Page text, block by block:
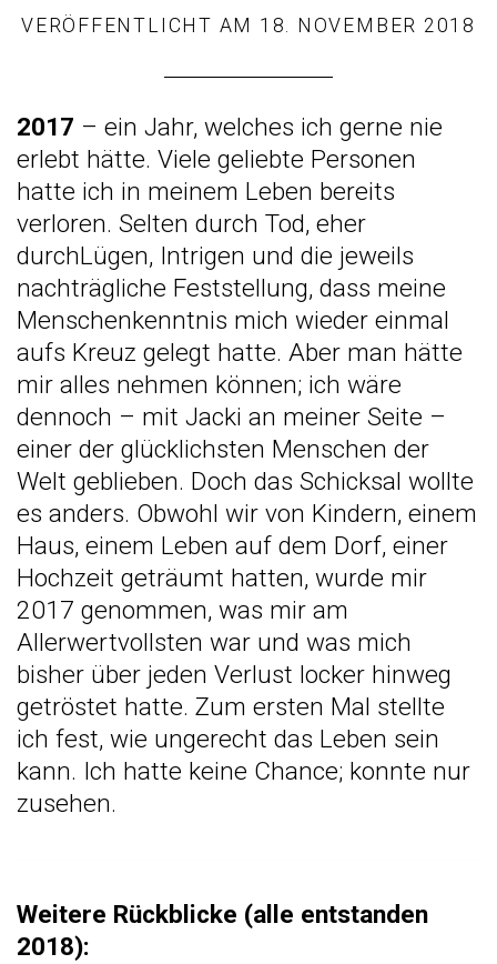
VERÖFFENTLICHT AM 18. NOVEMBER 2018
2017 – ein Jahr, welches ich gerne nie
erlebt hätte. Viele geliebte Personen
hatte ich in meinem Leben bereits
verloren. Selten durch Tod, eher
durchLügen, Intrigen und die jeweils
nachträgliche Feststellung, dass meine
Menschenkenntnis mich wieder einmal
aufs Kreuz gelegt hatte. Aber man hätte
mir alles nehmen können; ich wäre
dennoch – mit Jacki an meiner Seite –
einer der glücklichsten Menschen der
Welt geblieben. Doch das Schicksal wollte
es anders. Obwohl wir von Kindern, einem
Haus, einem Leben auf dem Dorf, einer
Hochzeit geträumt hatten, wurde mir
2017 genommen, was mir am
Allerwertvollsten war und was mich
bisher über jeden Verlust locker hinweg
getröstet hatte. Zum ersten Mal stellte
ich fest, wie ungerecht das Leben sein
kann. Ich hatte keine Chance; konnte nur
zusehen.
Weitere Rückblicke (alle entstanden
2018):